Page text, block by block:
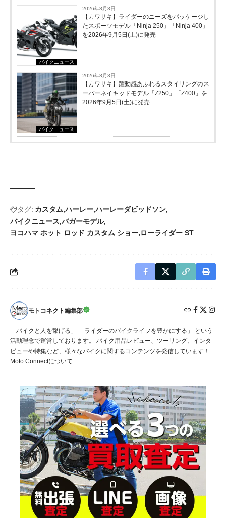
バイクニュース
2026年8月3日
【カワサキ】ライダーのニーズをパッケージし
たスポーツモデル「Ninja 250」「Ninja 400」
を2026年9月5日(土)に発売
バイクニュース
2026年8月3日
【カワサキ】躍動感あふれるスタイリングのス
ーパーネイキッドモデル「Z250」「Z400」を
2026年9月5日(土)に発売
タグ: カスタム ハーレー ハーレーダビッドソン
バイクニュース バガーモデル
ヨコハマ ホット ロッド カスタム ショー ローライダー ST
モトコネクト編集部
「バイクと人を繋げる」 「ライダーのバイクライフを豊かにする」 という
活動理念で運営しております。 バイク用品レビュー、ツーリング、インタ
ビューや特集など、様々なバイクに関するコンテンツを発信しています！
Moto Connectについて